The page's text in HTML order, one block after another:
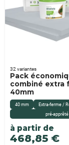
40 mm
Extra-ferme /
pré-apprêté
Pack
combiné extra
40mm
à partir de
468,85 €
32 variantes